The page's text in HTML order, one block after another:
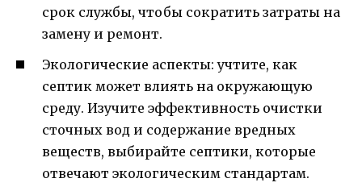
срок службы, чтобы сократить затраты на
замену и ремонт.
Экологические аспекты: учтите, как
септик может влиять на окружающую
среду. Изучите эффективность очистки
сточных вод и содержание вредных
веществ, выбирайте септики, которые
отвечают экологическим стандартам.